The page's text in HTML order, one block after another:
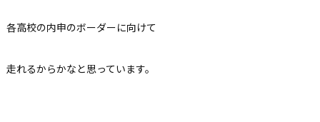
各高校の内申のボーダーに向けて
走れるからかなと思っています。